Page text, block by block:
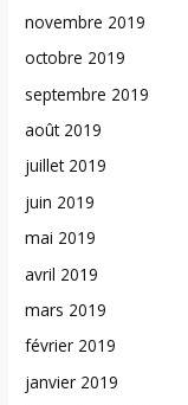
novembre 2019
octobre 2019
septembre 2019
août 2019
juillet 2019
juin 2019
mai 2019
avril 2019
mars 2019
février 2019
janvier 2019